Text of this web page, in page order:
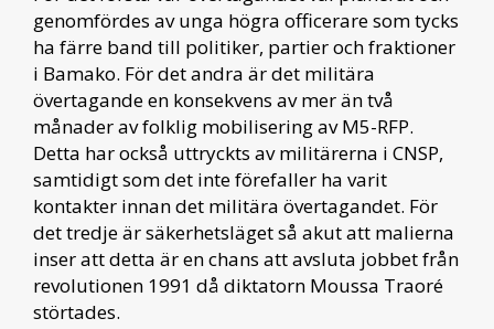
genomfördes av unga högra officerare som tycks
ha färre band till politiker, partier och fraktioner
i Bamako. För det andra är det militära
övertagande en konsekvens av mer än två
månader av folklig mobilisering av M5-RFP.
Detta har också uttryckts av militärerna i CNSP,
samtidigt som det inte förefaller ha varit
kontakter innan det militära övertagandet. För
det tredje är säkerhetsläget så akut att malierna
inser att detta är en chans att avsluta jobbet från
revolutionen 1991 då diktatorn Moussa Traoré
störtades.